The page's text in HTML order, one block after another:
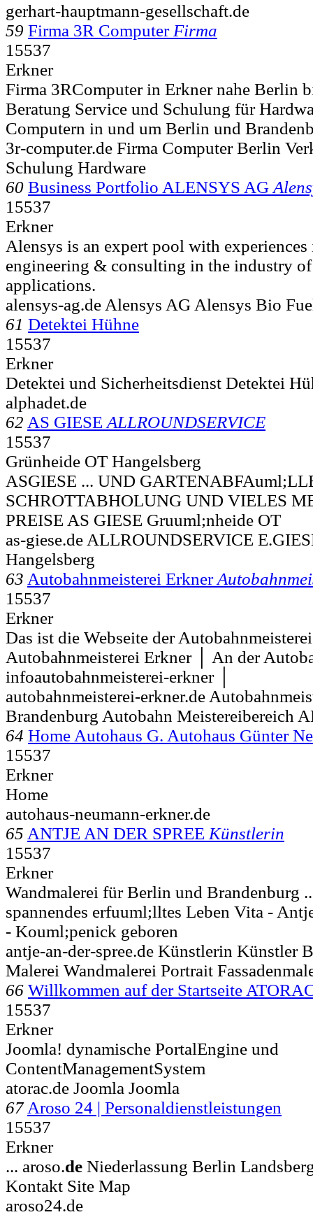
gerhart-hauptmann-gesellschaft.de
59 Firma 3R Computer Firma
15537
Erkner
Firma 3RComputer in Erkner nahe Berlin
Beratung Service und Schulung für
Computern in und um Berlin und
3r-computer.de Firma Computer Berlin
Schulung Hardware
60 Business Portfolio ALENSYS AG
15537
Erkner
Alensys is an expert pool with
engineering & consulting in the industry
applications.
alensys-ag.de Alensys AG Alensys Bio
61 Detektei Hühne
15537
Erkner
Detektei und Sicherheitsdienst Detektei
alphadet.de
62 AS GIESE ALLROUNDSERVICE
15537
Grünheide OT Hangelsberg
ASGIESE ... UND
SCHROTTABHOLUNG UND VIELES
PREISE AS GIESE Gruuml;nheide OT
as-giese.de ALLROUNDSERVICE
Hangelsberg
63 Autobahnmeisterei Erkner
15537
Erkner
Das ist die Webseite der
Autobahnmeisterei Erkner │ An der
infoautobahnmeisterei-erkner │
autobahnmeisterei-erkner.de
Brandenburg Autobahn Meistereibereich
64 Home Autohaus G. Autohaus Günter
15537
Erkner
Home
autohaus-neumann-erkner.de
65 ANTJE AN DER SPREE Künstlerin
15537
Erkner
Wandmalerei für Berlin und Brandenburg
spannendes erfuuml;lltes Leben Vita -
- Kouml;penick geboren
antje-an-der-spree.de Künstlerin Künstler
Malerei Wandmalerei Portrait
66 Willkommen auf der Startseite
15537
Erkner
Joomla! dynamische PortalEngine und
ContentManagementSystem
atorac.de Joomla Joomla
67 Aroso 24 | Personaldienstleistungen
15537
Erkner
... aroso.de Niederlassung Berlin
Kontakt Site Map
aroso24.de